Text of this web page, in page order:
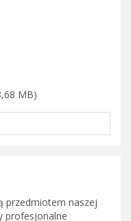
MB)
przedmiotem naszej
profesjonalne